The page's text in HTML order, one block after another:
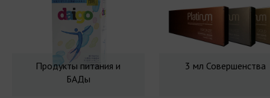
Продукты питания и
БАДы
3 мл Совершенства